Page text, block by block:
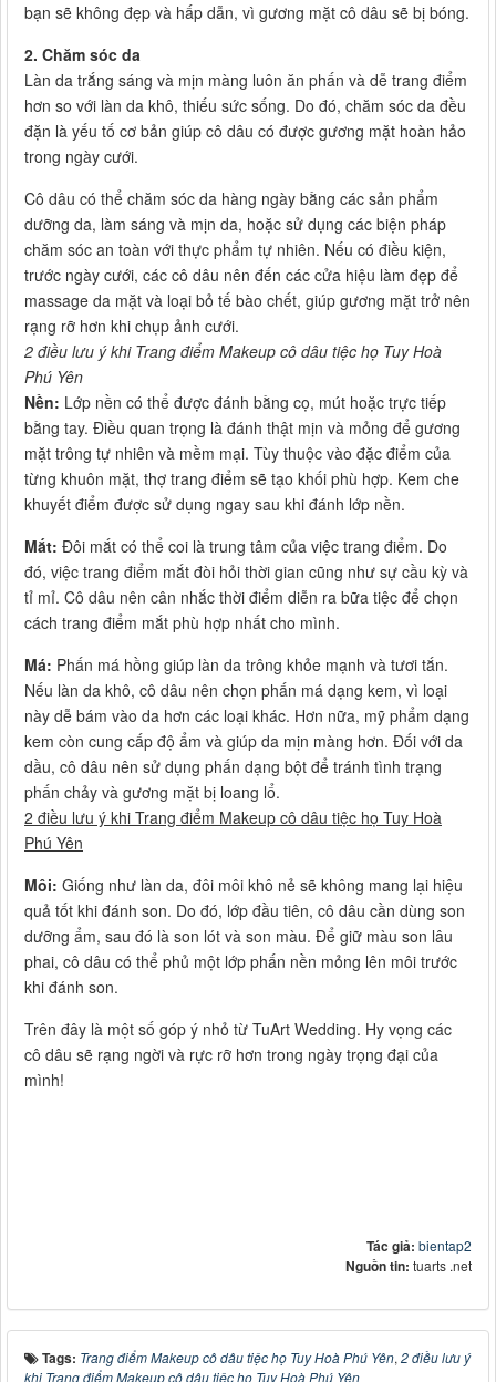
bạn sẽ không đẹp và hấp dẫn, vì gương mặt cô dâu sẽ bị bóng.
2. Chăm sóc da
Làn da trắng sáng và mịn màng luôn ăn phấn và dễ trang điểm
hơn so với làn da khô, thiếu sức sống. Do đó, chăm sóc da đều
đặn là yếu tố cơ bản giúp cô dâu có được gương mặt hoàn hảo
trong ngày cưới.
Cô dâu có thể chăm sóc da hàng ngày bằng các sản phẩm
dưỡng da, làm sáng và mịn da, hoặc sử dụng các biện pháp
chăm sóc an toàn với thực phẩm tự nhiên. Nếu có điều kiện,
trước ngày cưới, các cô dâu nên đến các cửa hiệu làm đẹp để
massage da mặt và loại bỏ tế bào chết, giúp gương mặt trở nên
rạng rỡ hơn khi chụp ảnh cưới.
2 điều lưu ý khi Trang điểm Makeup cô dâu tiệc họ Tuy Hoà
Phú Yên
Nền: Lớp nền có thể được đánh bằng cọ, mút hoặc trực tiếp
bằng tay. Điều quan trọng là đánh thật mịn và mỏng để gương
mặt trông tự nhiên và mềm mại. Tùy thuộc vào đặc điểm của
từng khuôn mặt, thợ trang điểm sẽ tạo khối phù hợp. Kem che
khuyết điểm được sử dụng ngay sau khi đánh lớp nền.
Mắt: Đôi mắt có thể coi là trung tâm của việc trang điểm. Do
đó, việc trang điểm mắt đòi hỏi thời gian cũng như sự cầu kỳ và
tỉ mỉ. Cô dâu nên cân nhắc thời điểm diễn ra bữa tiệc để chọn
cách trang điểm mắt phù hợp nhất cho mình.
Má: Phấn má hồng giúp làn da trông khỏe mạnh và tươi tắn.
Nếu làn da khô, cô dâu nên chọn phấn má dạng kem, vì loại
này dễ bám vào da hơn các loại khác. Hơn nữa, mỹ phẩm dạng
kem còn cung cấp độ ẩm và giúp da mịn màng hơn. Đối với da
dầu, cô dâu nên sử dụng phấn dạng bột để tránh tình trạng
phấn chảy và gương mặt bị loang lổ.
2 điều lưu ý khi Trang điểm Makeup cô dâu tiệc họ Tuy Hoà
Phú Yên
Môi: Giống như làn da, đôi môi khô nẻ sẽ không mang lại hiệu
quả tốt khi đánh son. Do đó, lớp đầu tiên, cô dâu cần dùng son
dưỡng ẩm, sau đó là son lót và son màu. Để giữ màu son lâu
phai, cô dâu có thể phủ một lớp phấn nền mỏng lên môi trước
khi đánh son.
Trên đây là một số góp ý nhỏ từ TuArt Wedding. Hy vọng các
cô dâu sẽ rạng ngời và rực rỡ hơn trong ngày trọng đại của
mình!
Tác giả: bientap2
Nguồn tin: tuarts .net
Tags: Trang điểm Makeup cô dâu tiệc họ Tuy Hoà Phú Yên, 2 điều lưu ý
khi Trang điểm Makeup cô dâu tiệc họ Tuy Hoà Phú Yên